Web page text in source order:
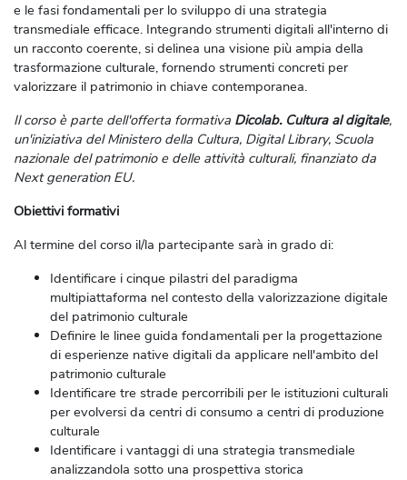
e le fasi fondamentali per lo sviluppo di una strategia
transmediale efficace. Integrando strumenti digitali all'interno di
un racconto coerente, si delinea una visione più ampia della
trasformazione culturale, fornendo strumenti concreti per
valorizzare il patrimonio in chiave contemporanea.
Il corso è partedell'offerta formativa Dicolab. Cultura al digitale,
un'iniziativa del Ministero della Cultura, Digital Library, Scuola
nazionale del patrimonio e delle attività culturali, finanziato da
Next generation EU.
Obiettivi formativi
Al termine del corso il/la partecipante sarà in grado di:
Identificare i cinque pilastri del paradigma
multipiattaforma nel contesto della valorizzazione digitale
del patrimonio culturale
Definire le linee guida fondamentali per la progettazione
di esperienze native digitali da applicare nell'ambito del
patrimonio culturale
Identificare tre strade percorribili per le istituzioni culturali
per evolversi da centri di consumo a centri di produzione
culturale
Identificare i vantaggi di una strategia transmediale
analizzandola sotto una prospettiva storica